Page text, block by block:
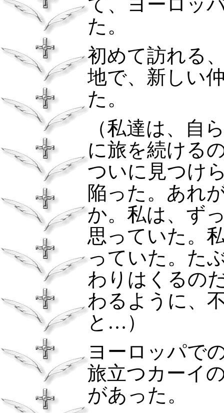
た。
初めて訪れる
地で、新しい
た。
（私達は、自
に旅を続ける
ついに見つけ
陥った。あれ
か。私は、ず
思っていた。
っていた。た
わりはくるの
わるように、
と…）
ヨーロッパで
旅立つカーイ
があった。